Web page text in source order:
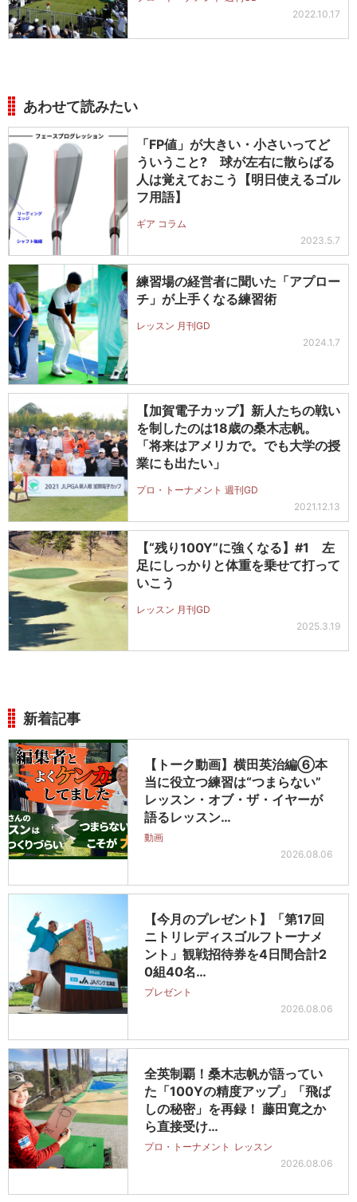
2022.10.17
あわせて読みたい
「FP値」が大きい・小さいってど
ういうこと? 球が左右に散らばる
人は覚えておこう【明日使えるゴル
フ用語】
ギア コラム
2023.5.7
練習場の経営者に聞いた「アプロー
チ」が上手くなる練習術
レッスン 月刊GD
2024.1.7
【加賀電子カップ】新人たちの戦い
を制したのは18歳の桑木志帆。
「将来はアメリカで。でも大学の授
業にも出たい」
プロ・トーナメント 週刊GD
2021.12.13
【“残り100Y”に強くなる】#1 左
足にしっかりと体重を乗せて打って
いこう
レッスン 月刊GD
2025.3.19
新着記事
【トーク動画】横田英治編⑥本
当に役立つ練習は“つまらない”
レッスン・オブ・ザ・イヤーが
語るレッスン…
動画
2026.08.06
【今月のプレゼント】「第17回
ニトリレディスゴルフトーナメ
ント」観戦招待券を4日間合計2
0組40名…
プレゼント
2026.08.06
全英制覇！桑木志帆が語ってい
た「100Yの精度アップ」「飛ば
しの秘密」を再録！ 藤田寛之か
ら直接受け…
プロ・トーナメント レッスン
2026.08.06